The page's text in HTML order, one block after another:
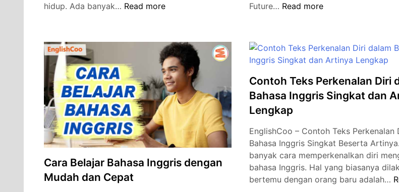
hidup. Ada banyak… 9
Bahasa
untuk
Pemula
Cepat
Otodidak
Read more
Future… 16
dan
Cara
Cepat
Mahir
Read more
Cara Belajar Bahasa Inggris dengan
Mudah dan Cepat
Contoh Teks Perkenalan Diri
Bahasa Inggris Singkat dan
Lengkap
EnglishCoo – Contoh Teks Perkenalan
Bahasa Inggris Singkat Beserta
banyak cara memperkenalkan diri
bahasa Inggris. Hal yang biasanya
bertemu dengan orang baru adalah…